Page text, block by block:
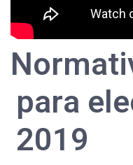
para
2019